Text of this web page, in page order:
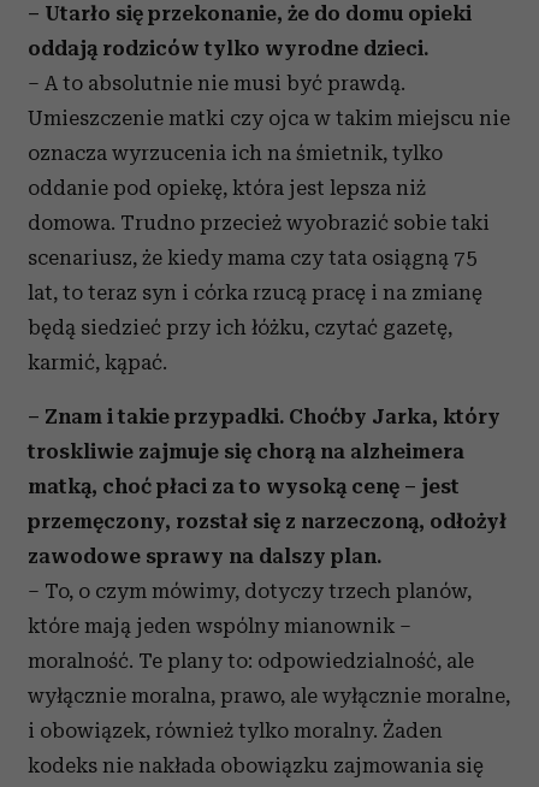
– Utarło się przekonanie, że do domu opieki
oddają rodziców tylko wyrodne dzieci.
– A to absolutnie nie musi być prawdą.
Umieszczenie matki czy ojca w takim miejscu nie
oznacza wyrzucenia ich na śmietnik, tylko
oddanie pod opiekę, która jest lepsza niż
domowa. Trudno przecież wyobrazić sobie taki
scenariusz, że kiedy mama czy tata osiągną 75
lat, to teraz syn i córka rzucą pracę i na zmianę
będą siedzieć przy ich łóżku, czytać gazetę,
karmić, kąpać.
– Znam i takie przypadki. Choćby Jarka, który
troskliwie zajmuje się chorą na alzheimera
matką, choć płaci za to wysoką cenę – jest
przemęczony, rozstał się z narzeczoną, odłożył
zawodowe sprawy na dalszy plan.
– To, o czym mówimy, dotyczy trzech planów,
które mają jeden wspólny mianownik –
moralność. Te plany to: odpowiedzialność, ale
wyłącznie moralna, prawo, ale wyłącznie moralne,
i obowiązek, również tylko moralny. Żaden
kodeks nie nakłada obowiązku zajmowania się